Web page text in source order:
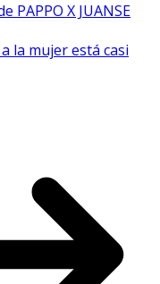
PAPPO X JUANSE
la mujer está casi